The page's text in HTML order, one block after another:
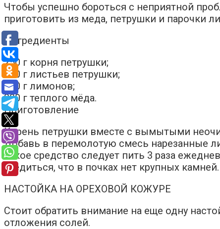
Чтобы успешно бороться с неприятной
приготовить из меда, петрушки и парочки
Ингредиенты
250 г корня петрушки;
150 г листьев петрушки;
250 г лимонов;
300 г теплого мёда.
Приготовление
Корень петрушки вместе с вымытыми
Добавь в перемолотую смесь нарезанные
Такое средство следует пить 3 раза
убедиться, что в почках нет крупных камней.
НАСТОЙКА НА ОРЕХОВОЙ КОЖУРЕ
Стоит обратить внимание на еще одну
отложения солей.